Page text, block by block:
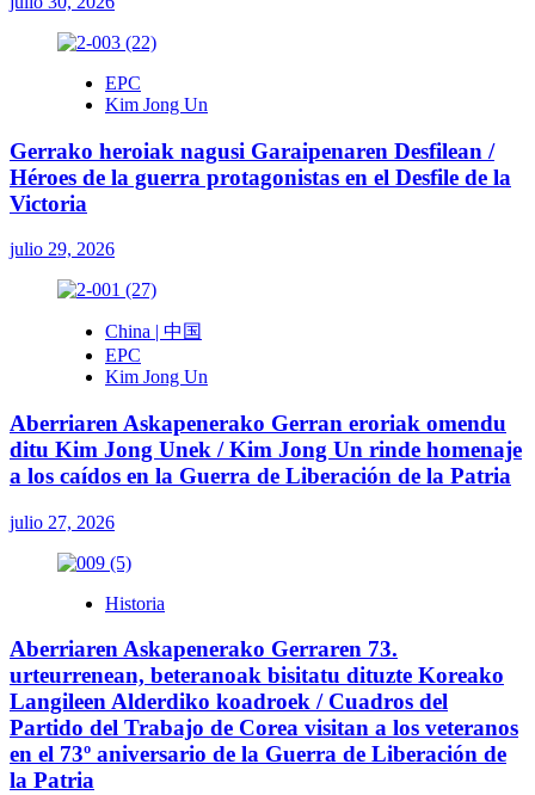
EPC
Kim Jong Un
Gerrako heroiak nagusi Garaipenaren Desfilean /
Héroes de la guerra protagonistas en el Desfile de la
Victoria
julio 29, 2026
China | 中国
EPC
Kim Jong Un
Aberriaren Askapenerako Gerran eroriak omendu
ditu Kim Jong Unek / Kim Jong Un rinde homenaje
a los caídos en la Guerra de Liberación de la Patria
julio 27, 2026
Historia
Aberriaren Askapenerako Gerraren 73.
urteurrenean, beteranoak bisitatu dituzte Koreako
Langileen Alderdiko koadroek / Cuadros del
Partido del Trabajo de Corea visitan a los veteranos
en el 73º aniversario de la Guerra de Liberación de
la Patria